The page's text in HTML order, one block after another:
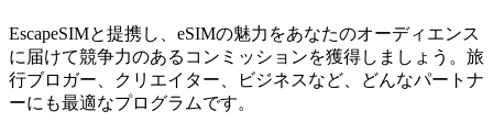
EscapeSIMと提携し、eSIMの魅力をあなたのオーディエンス
に届けて競争力のあるコンミッションを獲得しましょう。旅
行ブロガー、クリエイター、ビジネスなど、どんなパートナ
ーにも最適なプログラムです。